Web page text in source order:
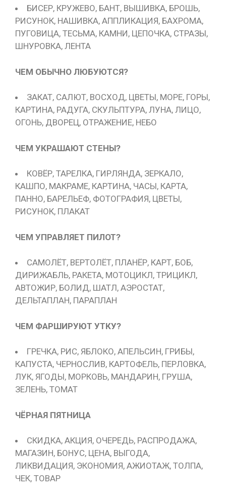
БИСЕР, КРУЖЕВО, БАНТ, ВЫШИВКА, БРОШЬ,
РИСУНОК, НАШИВКА, АППЛИКАЦИЯ, БАХРОМА,
ПУГОВИЦА, ТЕСЬМА, КАМНИ, ЦЕПОЧКА, СТРАЗЫ,
ШНУРОВКА, ЛЕНТА
ЧЕМ ОБЫЧНО ЛЮБУЮТСЯ?
ЗАКАТ, САЛЮТ, ВОСХОД, ЦВЕТЫ, МОРЕ, ГОРЫ,
КАРТИНА, РАДУГА, СКУЛЬПТУРА, ЛУНА, ЛИЦО,
ОГОНЬ, ДВОРЕЦ, ОТРАЖЕНИЕ, НЕБО
ЧЕМ УКРАШАЮТ СТЕНЫ?
КОВЁР, ТАРЕЛКА, ГИРЛЯНДА, ЗЕРКАЛО,
КАШПО, МАКРАМЕ, КАРТИНА, ЧАСЫ, КАРТА,
ПАННО, БАРЕЛЬЕФ, ФОТОГРАФИЯ, ЦВЕТЫ,
РИСУНОК, ПЛАКАТ
ЧЕМ УПРАВЛЯЕТ ПИЛОТ?
САМОЛЁТ, ВЕРТОЛЁТ, ПЛАНЁР, КАРТ, БОБ,
ДИРИЖАБЛЬ, РАКЕТА, МОТОЦИКЛ, ТРИЦИКЛ,
АВТОЖИР, БОЛИД, ШАТЛ, АЭРОСТАТ,
ДЕЛЬТАПЛАН, ПАРАПЛАН
ЧЕМ ФАРШИРУЮТ УТКУ?
ГРЕЧКА, РИС, ЯБЛОКО, АПЕЛЬСИН, ГРИБЫ,
КАПУСТА, ЧЕРНОСЛИВ, КАРТОФЕЛЬ, ПЕРЛОВКА,
ЛУК, ЯГОДЫ, МОРКОВЬ, МАНДАРИН, ГРУША,
ЗЕЛЕНЬ, ТОМАТ
ЧЁРНАЯ ПЯТНИЦА
СКИДКА, АКЦИЯ, ОЧЕРЕДЬ, РАСПРОДАЖА,
МАГАЗИН, БОНУС, ЦЕНА, ВЫГОДА,
ЛИКВИДАЦИЯ, ЭКОНОМИЯ, АЖИОТАЖ, ТОЛПА,
ЧЕК, ТОВАР